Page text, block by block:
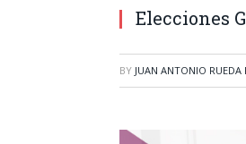
Elecciones
BY JUAN ANTONIO RUEDA